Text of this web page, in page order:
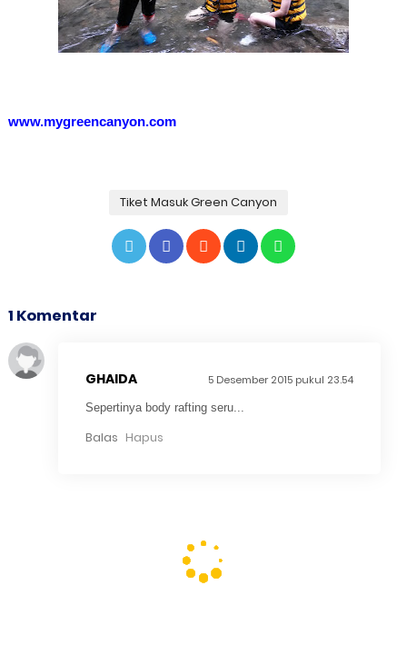
www.mygreencanyon.com
Tiket Masuk Green Canyon
1 Komentar
GHAIDA 5 Desember 2015 pukul 23.54
Sepertinya body rafting seru...
Balas Hapus